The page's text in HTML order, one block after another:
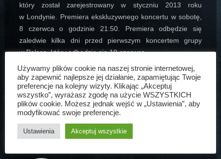
który został zarejestrowany w styczniu 2013 roku
w Londynie. Premiera ekskluzywnego koncertu w sobotę,
8 czerwca o godzinie 21:50. Premiera odbędzie się
zaledwie kilka dni przed pierwszym koncertem grupy
w Polsce, który odbędzie się 19 czerwca.
Artur Bogdański 23 maj, 2013 Aktualności
ARTUR BOGDAŃSKI
Używamy plików cookie na naszej stronie internetowej,
aby zapewnić najlepsze jej działanie, zapamiętując Twoje
preferencje na kolejny wizyty. Klikając „Akceptuj
wszystko”, wyrażasz zgodę na użycie WSZYSTKICH
plików cookie. Możesz jednak wejść w „Ustawienia”, aby
modyfikować swoje preferencje.
Ustawienia Akceptuj wszystkie